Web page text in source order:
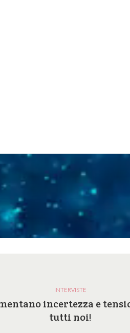
INTERVISTE
incertezza e
tutti noi!